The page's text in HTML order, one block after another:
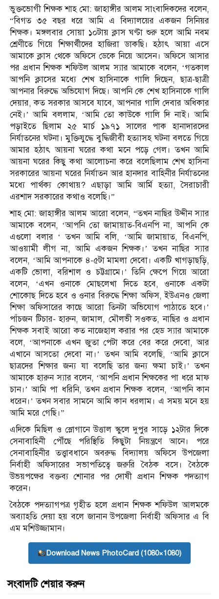
ভুক্তভোগী শিক্ষক শাহ মো: জাহাঙ্গীর আলম সাংবাদিকদের বলেন,
“বিগত ৩৫ বছর ধরে আমি এ বিদ্যালয়ের একজন সিনিয়র
শিক্ষক। মঙ্গলবার সোয়া ১০টায় ক্লাস ঘণ্টা শুরু হলে আমি নবম
শ্রেণীতে গিয়ে শিক্ষার্থীদের হাজিরা ডাকছি। হঠাৎ আয়া এসে
আমাকে ক্লাস থেকে অফিসে ডেকে নিয়ে আসেন। অফিসে আসার
পর প্রধান শিক্ষক শফিউল আলম স্যার আমাকে বলেন, ‘গতকাল
আপনি ক্লাসের মধ্যে শেখ হাসিনাকে গালি দিছেন, ছাত্র-ছাত্রী
আপনার বিরুদ্ধে অভিযোগ দিছে। আপনি কে শেখ হাসিনাকে গালি
দেয়ার, কত সরকার আসবে যাবে, আপনার গালি দেবার অধিকার
নেই।’ আমি বললাম, ‘আমি তো কাউকে গালি দি নাই। আমি
পড়াইতে ছিলাম ২৫ মার্চ ১৯৭১ সালের পাক হানাদারদের
নির্যাতনের ঘটনা। মুক্তিযুদ্ধে বুদ্ধিজীবী হত্যাসহ ঘটনা বলতে গিয়ে
আমার হঠাৎ আয়না ঘরের কথা মনে পড়ে গেল। তখন আমি
আয়না ঘরের কিছু কথা আলোচনা করে বলেছিলাম শেখ হাসিনা
সরকারের আয়না ঘরের নির্যাতন আর হানদার বাহিনীর নির্যাতনের
মধ্যে পার্থক্য কোথায়? এছাড়া আমি আর্মি হত্যা, সৈরাচারী
এরশাদ সরকারের কথাও বলেছি।”
শাহ মো: জাহাঙ্গীর আলম আরো বলেন, “তখন নাছির উদ্দীন স্যার
আমাকে বলেন, ‘আপনি তো জামায়াত-বিএনপি না, আপনি কে
এগুলো বলার ‘ তখন আমি বলি, ‘আমি জামায়াত, বিএনপি,
আওয়ামী লীগ না, আমি একজন শিক্ষক।’ তখন নাছির স্যার
বলেন, ‘আমি আপনাকে ৪-৫টা মামলা দেবো। একটি খাগড়াছড়ি,
একটি ভোলা, বরিশাল ও চট্টগ্রামে।’ তিনি ক্ষেপে গিয়ে আরো
বলেন, ‘এখন ওনাকে মোছলেখা দিতে হবে, ওনাকে একটা
শোকোছ দিতে হবে ও ওনার বিরুদ্ধে শিক্ষা অফিস, ইউএনও জেলা
শিক্ষা অফিসারের কাছে আরো তিনটা অভিযোগ পাঠাতে হবে।’
পাঁচজন টিচার- হারুন, জামাল, মৌলভী সওকত, নাছির ও প্রধান
শিক্ষক সবাই আরো কত নাজেহাল করার পর হেড স্যার আমাকে
বলে, ‘আপনাকে এখন জুতা পেটা করে বের করে দেবো, আর
এখানে আসতো দেবো না।’ তখন আমি বলেছি, ‘আমি ক্লাসে
ছাত্রদের শিক্ষার জন্য যা বলেছি তার জন্য ক্ষমা চাই।’ তখন
আমাকে হারুন স্যার বলেন, ‘আপনি প্রধান শিক্ষকের পা ধরে মাফ
চান।’ আমি পা ধরিনি, তখন প্রধান শিক্ষক বলেন, ‘আপনি কান
ধরেন।’ তখন সবার সামনে আমি কান ধরলাম। এ সময় মনে হয়
আমি মরে গেছি।”
এদিকে মিছিল ও স্লোগানে উত্তাল স্কুলে দুপুর সাড়ে ১২টার দিকে
সেনাবাহিনী পৌঁছে পরিস্থিতি কিছুটা নিয়ন্ত্রণে আনে। পরে
সেনাবাহিনীর তত্ত্বাবধানে অবরুদ্ধ বিদ্যালয় অফিসে উপজেলা
নির্বাহী অফিসারের সভাপতিত্বে জরুরি বৈঠক বসে। বৈঠকে
উভয়পক্ষের বক্তব্য শোনার পর দোষী প্রধান শিক্ষক পদত্যাগ
করেন।
বৈঠকে পদত্যাগপত্র গৃহীত হলে প্রধান শিক্ষক শফিউল আলমকে
অব্যাহতি দেয়া হয় বলে জানান উপজেলা নির্বাহী অফিসার এ বি
এম মশিউজ্জামান।
Download News PhotoCard (1080×1080)
সংবাদটি শেয়ার করুন